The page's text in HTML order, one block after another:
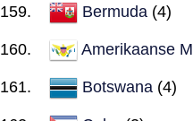
Bermuda (4)
Amerikaanse
Botswana (4)